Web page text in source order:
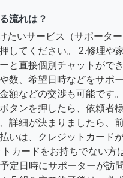
流れは？
たいサービス（サポータ
してください。 2.修理や
と直接個別チャットがで
数、希望日時などをサポ
額などの交渉も可能です
タンを押したら、依頼者
詳細が決まりましたら、
いは、クレジットカード
カードをお持ちでない方
定日時にサポーターが訪